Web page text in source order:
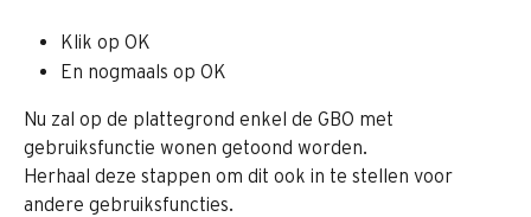
Klik op OK
En nogmaals op OK
Nu zal op de plattegrond enkel de GBO met
gebruiksfunctie wonen getoond worden.
Herhaal deze stappen om dit ook in te stellen voor
andere gebruiksfuncties.